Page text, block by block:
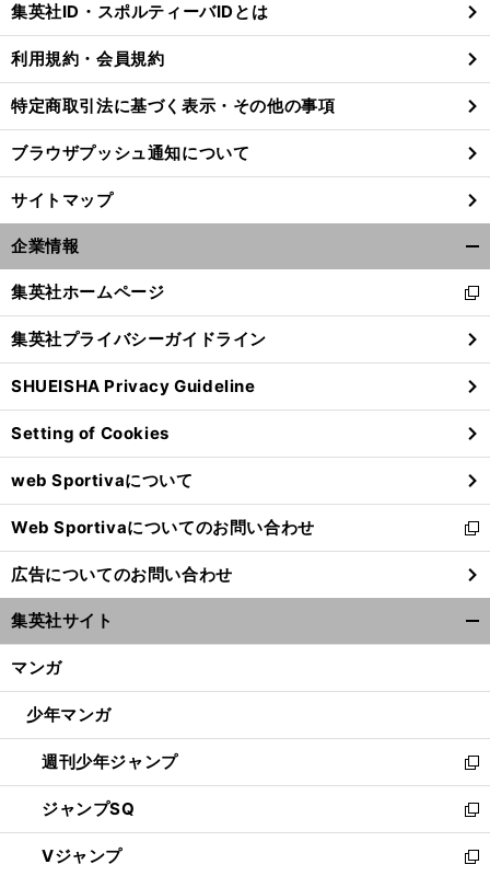
る
集英社ID・スポルティーバIDとは
利用規約・会員規約
特定商取引法に基づく表示・その他の事項
ブラウザプッシュ通知について
サイトマップ
企業情報
閉
る
集英社ホームページ
新
し
い
ウ
ィ
ン
ド
ウ
で
開
く
集英社プライバシーガイドライン
SHUEISHA Privacy Guideline
Setting of Cookies
web Sportivaについて
Web Sportivaについてのお問い合わせ
新
し
い
ウ
ィ
ン
ウ
開
く
広告についてのお問い合わせ
集英社サイト
マンガ
少年マンガ
週刊少年ジャンプ
新
し
い
ウ
ィ
ジャンプSQ
新
し
い
Vジャンプ
新